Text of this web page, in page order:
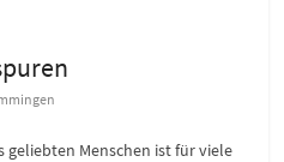
geliebten Menschen ist für viele